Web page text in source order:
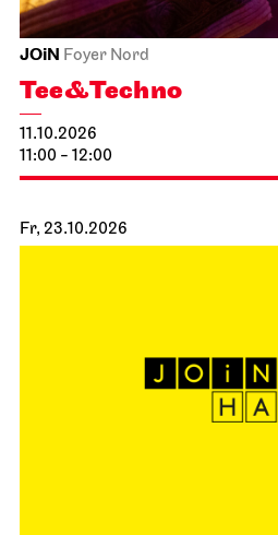
JOiN Foyer Nord
Tee&Techno
11.10.2026
11:00 - 12:00
Fr, 23.10.2026